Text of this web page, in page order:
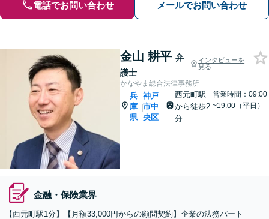
電話でお問い合わせ メールでお問い合わせ
金山 耕平 弁
護士
インタビューを
見る
かなやま総合法律事務所
兵
庫
県
|
神戸
市中
央区
西元町駅
から徒歩2
分
営業時間：09:00
~19:00（平日）
金融・保険業界
【​西元町駅1分】【月額33,000円からの顧問契約】企業の法務パート